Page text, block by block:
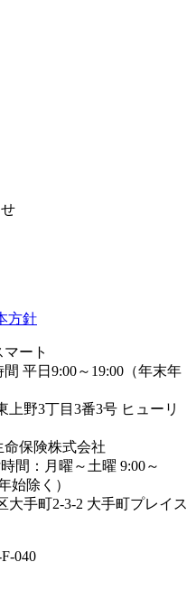
方針
ート
平日9:00～19:00（年末年
上野3丁目3番3号 ヒューリ
命保険株式会社
間：月曜～土曜 9:00～
始除く）
大手町2-3-2 大手町プレイス
040